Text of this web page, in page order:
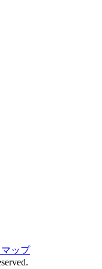
ップ